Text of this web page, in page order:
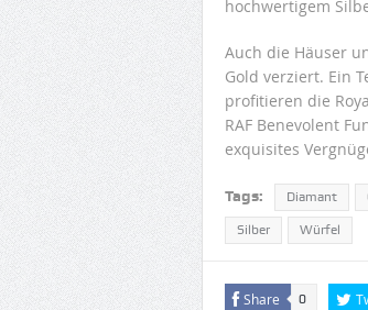
hochwertigem
Auch die Häuser
Gold verziert. Ein
profitieren die
RAF Benevolent
exquisites
Tags: Diamant
Silber Würfel
Share 0